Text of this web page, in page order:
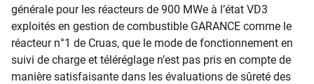
générale pour les réacteurs de 900 MWe à l’état VD3
exploités en gestion de combustible GARANCE comme le
réacteur n°1 de Cruas, que le mode de fonctionnement en
suivi de charge et téléréglage n’est pas pris en compte de
manière satisfaisante dans les évaluations de sûreté des